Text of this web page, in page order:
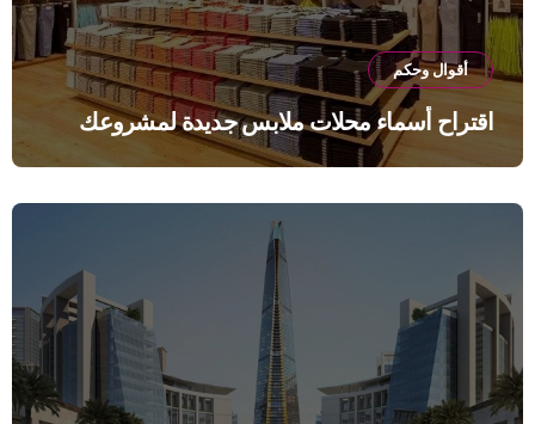
أقوال وحكم
اقتراح أسماء محلات ملابس جديدة لمشروعك